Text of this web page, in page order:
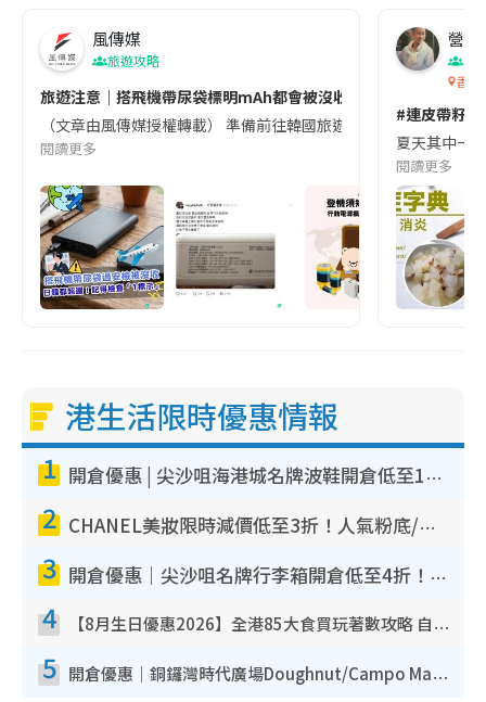
風傳媒
旅遊攻略
旅遊注意｜搭飛機帶尿袋標明mAh都會被沒收😱出發前切記檢查
（文章由風傳媒授權轉載） 準備前往韓國旅遊的民眾，近期要
閱讀更多
營養
香港
#連皮帶籽
夏天其中一
閱讀更多
港生活限時優惠情報
1 開倉優惠 | 尖沙咀海港城名牌波鞋開倉低至1折！On鞋$899起／Joy&Peace鞋履$98起
2 CHANEL美妝限時減價低至3折！人氣粉底/唇膏/精華液低至$275！COCO香水都有平
3 開倉優惠｜尖沙咀名牌行李箱開倉低至4折！一連5日 American Tourister/ace./Hallmark $200起！
4 【8月生日優惠2026】全港85大食買玩著數攻略 自助餐/火鍋放題同行免費＋誠品/DONKI送現金券
5 開倉優惠｜銅鑼灣時代廣場Doughnut/Campo Marzio開倉低至1折！背囊、書包、手袋劈價$200起